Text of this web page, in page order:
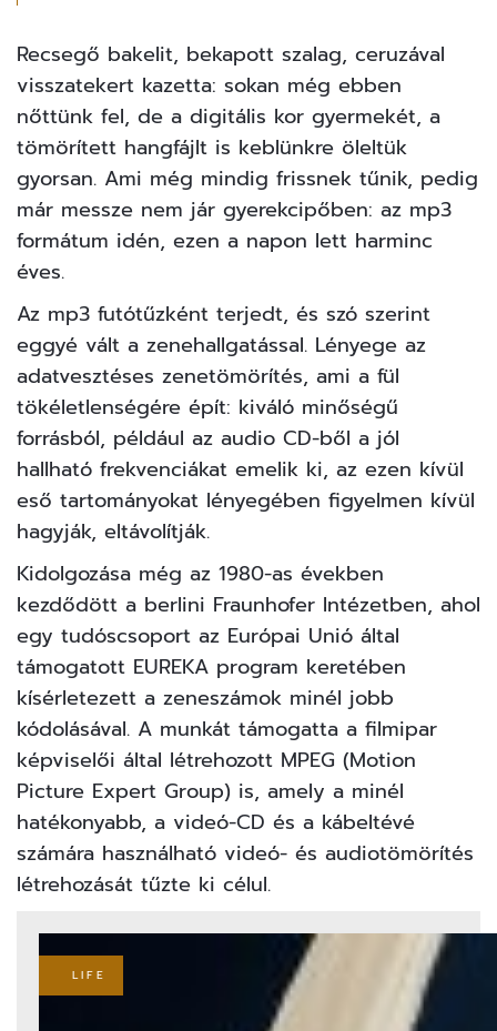
Recsegő bakelit, bekapott szalag, ceruzával
visszatekert kazetta: sokan még ebben
nőttünk fel, de a digitális kor gyermekét, a
tömörített hangfájlt is keblünkre öleltük
gyorsan. Ami még mindig frissnek tűnik, pedig
már messze nem jár gyerekcipőben: az mp3
formátum idén, ezen a napon lett harminc
éves.
Az mp3 futótűzként terjedt, és szó szerint
eggyé vált a zenehallgatással. Lényege az
adatvesztéses zenetömörítés, ami a fül
tökéletlenségére épít: kiváló minőségű
forrásból, például az audio CD-ből a jól
hallható frekvenciákat emelik ki, az ezen kívül
eső tartományokat lényegében figyelmen kívül
hagyják, eltávolítják.
Kidolgozása még az 1980-as években
kezdődött a berlini Fraunhofer Intézetben, ahol
egy tudóscsoport az Európai Unió által
támogatott EUREKA program keretében
kísérletezett a zeneszámok minél jobb
kódolásával. A munkát támogatta a filmipar
képviselői által létrehozott MPEG (Motion
Picture Expert Group) is, amely a minél
hatékonyabb, a videó-CD és a kábeltévé
számára használható videó- és audiotömörítés
létrehozását tűzte ki célul.
LIFE